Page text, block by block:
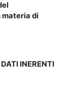
materia di
INERENTI